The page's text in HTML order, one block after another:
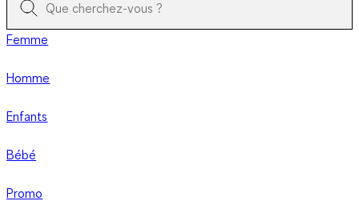
Femme
Homme
Enfants
Bébé
Promo